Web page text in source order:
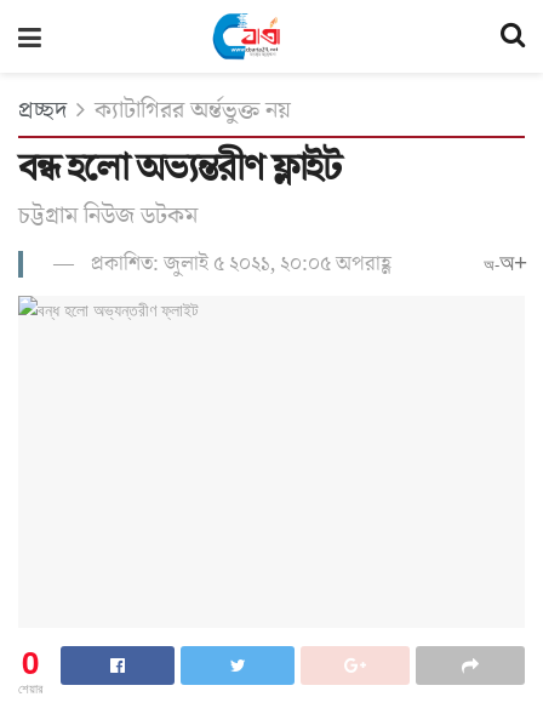
প্রচ্ছদ ক্যাটাগিরর অর্ন্তভুক্ত নয়
বন্ধ হলো অভ্যন্তরীণ ফ্লাইট
চট্টগ্রাম নিউজ ডটকম
প্রকাশিত: জুলাই ৫ ২০২১, ২০:০৫ অপরাহ্ণ অ-অ+
0
শেয়ার